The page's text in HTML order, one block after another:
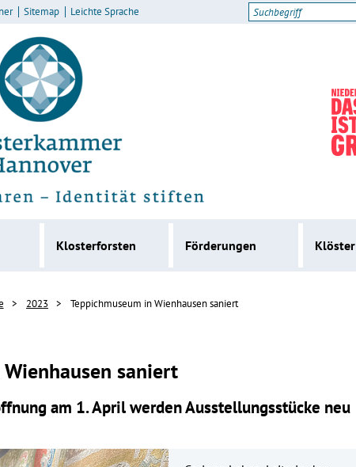
Sitemap Leichte Sprache
Klosterforsten Förderungen
2023 Teppichmuseum in Wienhausen saniert
saniert
am 1. April werden Ausstellungsstücke neu